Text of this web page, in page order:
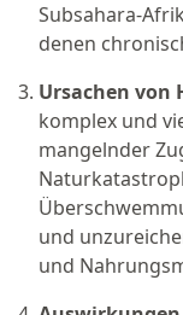
Subsahara-
denen
Ursachen von
komplex und
mangelnder
und
und